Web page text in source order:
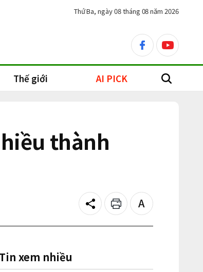
facebookyoutube
Thứ Ba, ngày 08 tháng 08 năm 2026
Thế giới AI PICK search
thành
Share Print
Text
size
Tin xem nhiều